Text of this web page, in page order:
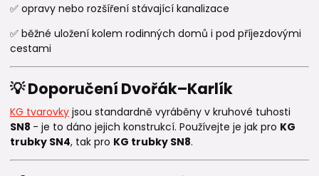
✅ opravy nebo rozšíření stávající kanalizace
✅ běžné uložení kolem rodinných domů i pod příjezdovými
cestami
💡 Doporučení Dvořák–Karlík
KG tvarovky jsou standardně vyráběny v kruhové tuhosti
SN8 - je to dáno jejich konstrukcí. Používejte je jak pro KG
trubky SN4, tak pro KG trubky SN8.